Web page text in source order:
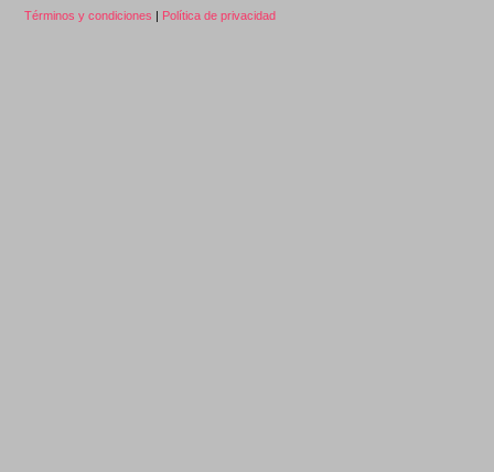
Términos y condiciones | Política de privacidad